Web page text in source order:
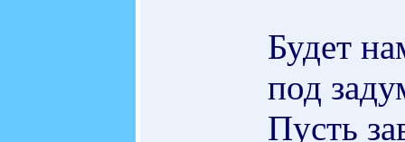
Будет
под
Пусть